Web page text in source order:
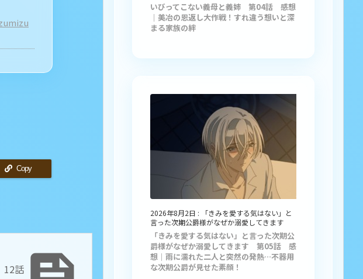
Copy
12話
いびってこない義母と義姉 第04話 感想
｜美冶の恩返し大作戦！すれ違う想いと深
まる家族の絆
2026年8月2日 :
「きみを愛する気はない」と
言った次期公爵様がなぜか溺愛してきます
「きみを愛する気はない」と言った次期公
爵様がなぜか溺愛してきます 第05話 感
想｜雨に濡れた二人と突然の発熱…不器用
な次期公爵が見せた素顔！